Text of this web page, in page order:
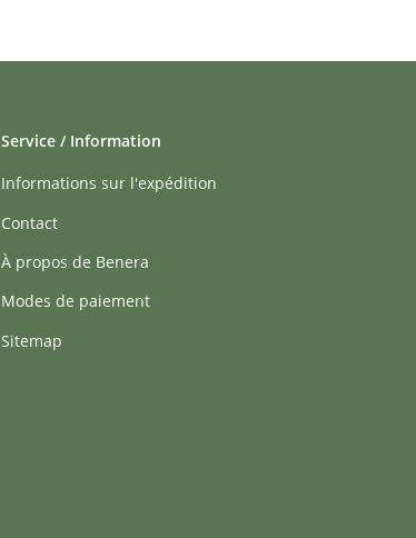
Service / Information
Informations sur l'expédition
Contact
À propos de Benera
Modes de paiement
Sitemap